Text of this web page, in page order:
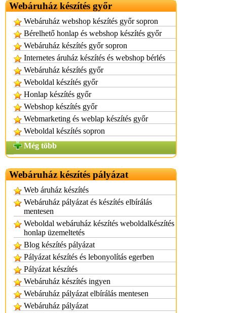
Webáruház készítés győr
Webáruház webshop készítés győr sopron
Bérelhető honlap és webshop készítés győr
Webáruház készítés győr sopron
Internetes áruház készítés és webshop bérlés
Webáruház készítés győr
Weboldal készítés győr
Honlap készítés győr
Webshop készítés győr
Webmarketing és weblap készítés győr
Weboldal készítés sopron
Még több
Webáruház készítés pályázat
Web áruház készítés
Webáruház pályázat és készítés elbírálás
mentesen
Weboldal webáruház készítés weboldalkészítés
honlap üzemeltetés
Blog készítés pályázat
Pályázat készítés és lebonyolítás egerben
Pályázat készítés
Webáruház készítés ingyen
Webáruház pályázat elbírálás mentesen
Webáruház pályázat